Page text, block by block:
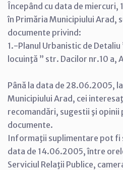
Începând cu data de
în Primăria Municipiului Arad,
documente privind:
1.-Planul Urbanistic de
locuinţă ” str. Dacilor nr.10 a,
Până la data de 28.06.2005,
Municipiului Arad, cei
recomandări, sugestii şi opinii
documente.
Informaţii suplimentare pot fi
data de 14.06.2005, între
Serviciul Relaţii Publice,